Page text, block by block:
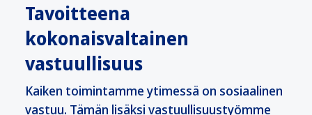
Tavoitteena
kokonaisvaltainen
vastuullisuus
Kaiken toimintamme ytimessä on sosiaalinen
vastuu. Tämän lisäksi vastuullisuustyömme